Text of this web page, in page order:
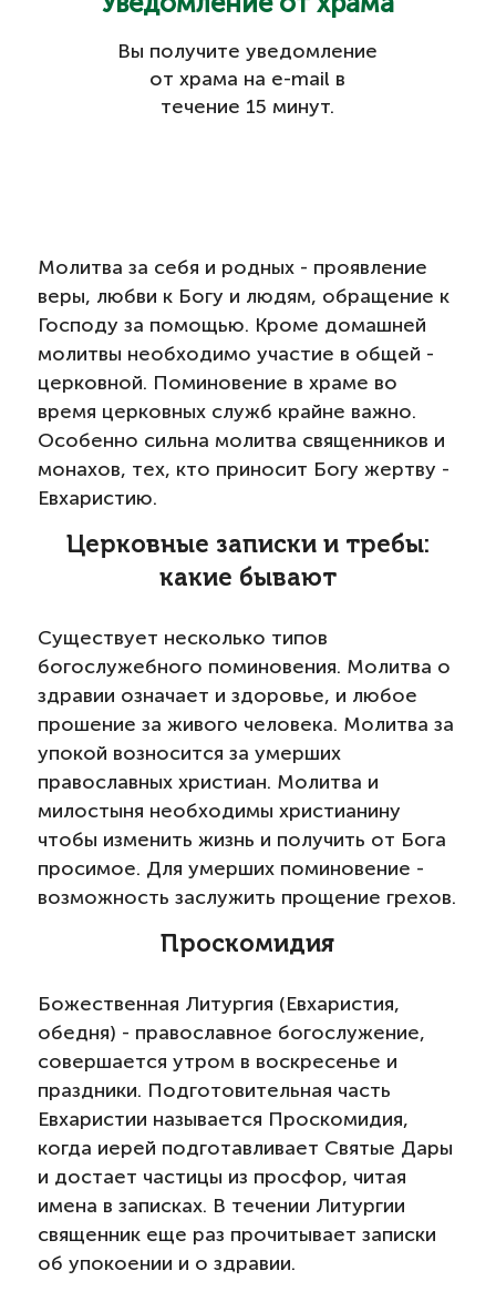
Вы получите уведомление
от храма на e-mail в
течение 15 минут.
Молитва за себя и родных - проявление
веры, любви к Богу и людям, обращение к
Господу за помощью. Кроме домашней
молитвы необходимо участие в общей -
церковной. Поминовение в храме во
время церковных служб крайне важно.
Особенно сильна молитва священников и
монахов, тех, кто приносит Богу жертву -
Евхаристию.
Церковные записки и требы:
какие бывают
Существует несколько типов
богослужебного поминовения. Молитва о
здравии означает и здоровье, и любое
прошение за живого человека. Молитва за
упокой возносится за умерших
православных христиан. Молитва и
милостыня необходимы христианину
чтобы изменить жизнь и получить от Бога
просимое. Для умерших поминовение -
возможность заслужить прощение грехов.
Проскомидия
Божественная Литургия (Евхаристия,
обедня) - православное богослужение,
совершается утром в воскресенье и
праздники. Подготовительная часть
Евхаристии называется Проскомидия,
когда иерей подготавливает Святые Дары
и достает частицы из просфор, читая
имена в записках. В течении Литургии
священник еще раз прочитывает записки
об упокоении и о здравии.